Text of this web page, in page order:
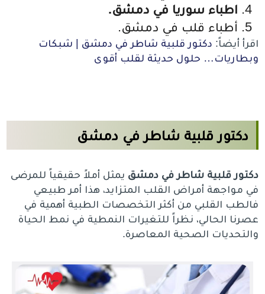
اطباء سوريا في دمشق.
أطباء قلب في دمشق.
اقرأ أيضاً: دكتور قلبية شاطر في دمشق | شبكات
وبطاريات… حلول حديثة لقلب أقوى
دكتور قلبية شاطر في دمشق
دكتور قلبية شاطر في دمشق يمثل أملاً حقيقياً للمرضى
في مواجهة أمراض القلب المتزايد، هذا أمر طبيعي
فالطب القلبي من أكثر التخصصات الطبية أهمية في
عصرنا الحالي، نظراً للتغيرات النمطية في نمط الحياة
والتحديات الصحية المعاصرة.